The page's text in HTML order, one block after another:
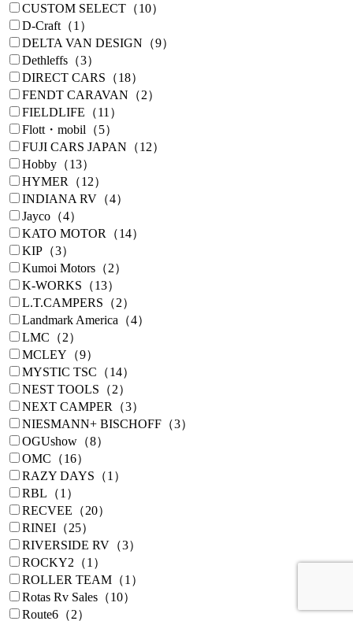
CUSTOM SELECT（10）
D-Craft（1）
DELTA VAN DESIGN（9）
Dethleffs（3）
DIRECT CARS（18）
FENDT CARAVAN（2）
FIELDLIFE（11）
Flott・mobil（5）
FUJI CARS JAPAN（12）
Hobby（13）
HYMER（12）
INDIANA RV（4）
Jayco（4）
KATO MOTOR（14）
KIP（3）
Kumoi Motors（2）
K-WORKS（13）
L.T.CAMPERS（2）
Landmark America（4）
LMC（2）
MCLEY（9）
MYSTIC TSC（14）
NEST TOOLS（2）
NEXT CAMPER（3）
NIESMANN+ BISCHOFF（3）
OGUshow（8）
OMC（16）
RAZY DAYS（1）
RBL（1）
RECVEE（20）
RINEI（25）
RIVERSIDE RV（3）
ROCKY2（1）
ROLLER TEAM（1）
Rotas Rv Sales（10）
Route6（2）